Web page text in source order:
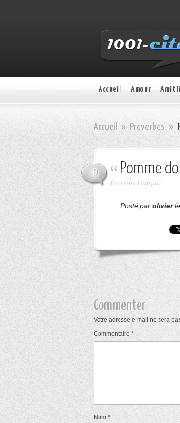
Accueil Amour
Accueil » Proverbes »
0 Pomme
Proverbe Français
Posté par olivierle
Commenter
Votre adresse e-mail ne sera
Commentaire *
Nom *